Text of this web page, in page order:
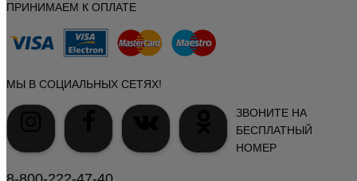
ПРИНИМАЕМ К ОПЛАТЕ
МЫ В СОЦИАЛЬНЫХ СЕТЯХ!
ЗВОНИТЕ НА
БЕСПЛАТНЫЙ
НОМЕР